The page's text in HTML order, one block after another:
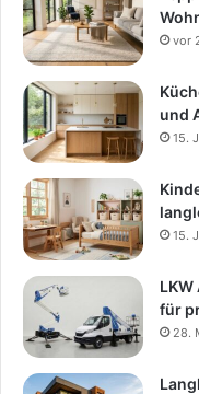
vor
und
15.
15.
für
28.